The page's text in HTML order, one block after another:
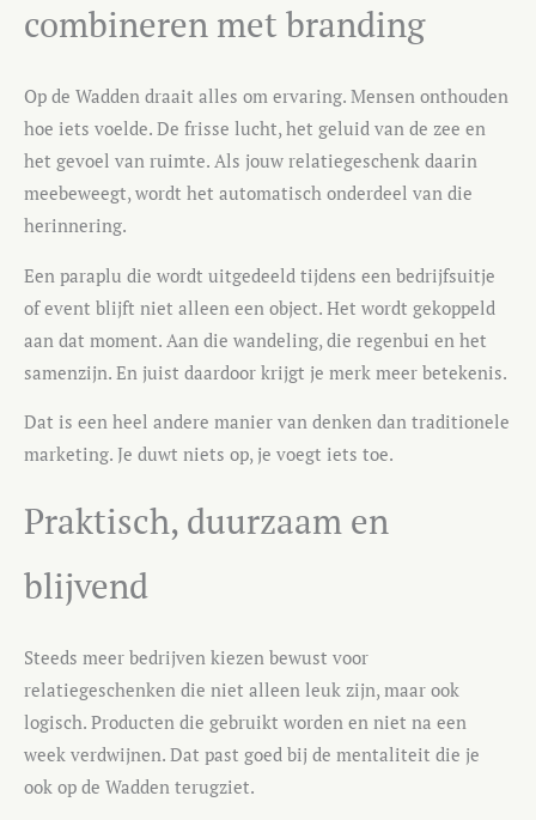
combineren met branding
Op de Wadden draait alles om ervaring. Mensen onthouden
hoe iets voelde. De frisse lucht, het geluid van de zee en
het gevoel van ruimte. Als jouw relatiegeschenk daarin
meebeweegt, wordt het automatisch onderdeel van die
herinnering.
Een paraplu die wordt uitgedeeld tijdens een bedrijfsuitje
of event blijft niet alleen een object. Het wordt gekoppeld
aan dat moment. Aan die wandeling, die regenbui en het
samenzijn. En juist daardoor krijgt je merk meer betekenis.
Dat is een heel andere manier van denken dan traditionele
marketing. Je duwt niets op, je voegt iets toe.
Praktisch, duurzaam en
blijvend
Steeds meer bedrijven kiezen bewust voor
relatiegeschenken die niet alleen leuk zijn, maar ook
logisch. Producten die gebruikt worden en niet na een
week verdwijnen. Dat past goed bij de mentaliteit die je
ook op de Wadden terugziet.